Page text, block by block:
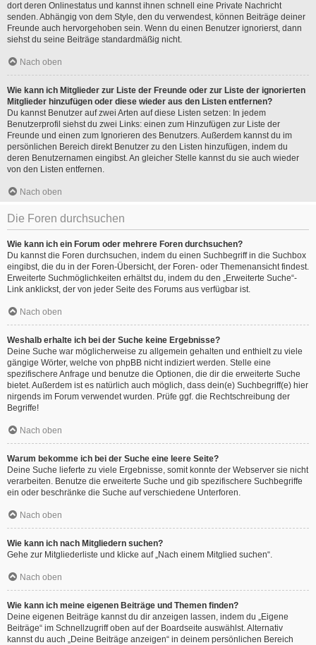
dort deren Onlinestatus und kannst ihnen schnell eine Private Nachricht
senden. Abhängig von dem Style, den du verwendest, können Beiträge deiner
Freunde auch hervorgehoben sein. Wenn du einen Benutzer ignorierst, dann
siehst du seine Beiträge standardmäßig nicht.
Nach oben
Wie kann ich Mitglieder zur Liste der Freunde oder zur Liste der ignorierten
Mitglieder hinzufügen oder diese wieder aus den Listen entfernen?
Du kannst Benutzer auf zwei Arten auf diese Listen setzen: In jedem
Benutzerprofil siehst du zwei Links: einen zum Hinzufügen zur Liste der
Freunde und einen zum Ignorieren des Benutzers. Außerdem kannst du im
persönlichen Bereich direkt Benutzer zu den Listen hinzufügen, indem du
deren Benutzernamen eingibst. An gleicher Stelle kannst du sie auch wieder
von den Listen entfernen.
Nach oben
Die Foren durchsuchen
Wie kann ich ein Forum oder mehrere Foren durchsuchen?
Du kannst die Foren durchsuchen, indem du einen Suchbegriff in die Suchbox
eingibst, die du in der Foren-Übersicht, der Foren- oder Themenansicht findest.
Erweiterte Suchmöglichkeiten erhältst du, indem du den „Erweiterte Suche“-
Link anklickst, der von jeder Seite des Forums aus verfügbar ist.
Nach oben
Weshalb erhalte ich bei der Suche keine Ergebnisse?
Deine Suche war möglicherweise zu allgemein gehalten und enthielt zu viele
gängige Wörter, welche von phpBB nicht indiziert werden. Stelle eine
spezifischere Anfrage und benutze die Optionen, die dir die erweiterte Suche
bietet. Außerdem ist es natürlich auch möglich, dass dein(e) Suchbegriff(e) hier
nirgends im Forum verwendet wurden. Prüfe ggf. die Rechtschreibung der
Begriffe!
Nach oben
Warum bekomme ich bei der Suche eine leere Seite?
Deine Suche lieferte zu viele Ergebnisse, somit konnte der Webserver sie nicht
verarbeiten. Benutze die erweiterte Suche und gib spezifischere Suchbegriffe
ein oder beschränke die Suche auf verschiedene Unterforen.
Nach oben
Wie kann ich nach Mitgliedern suchen?
Gehe zur Mitgliederliste und klicke auf „Nach einem Mitglied suchen“.
Nach oben
Wie kann ich meine eigenen Beiträge und Themen finden?
Deine eigenen Beiträge kannst du dir anzeigen lassen, indem du „Eigene
Beiträge“ im Schnellzugriff oben auf der Boardseite auswählst. Alternativ
kannst du auch „Deine Beiträge anzeigen“ in deinem persönlichen Bereich